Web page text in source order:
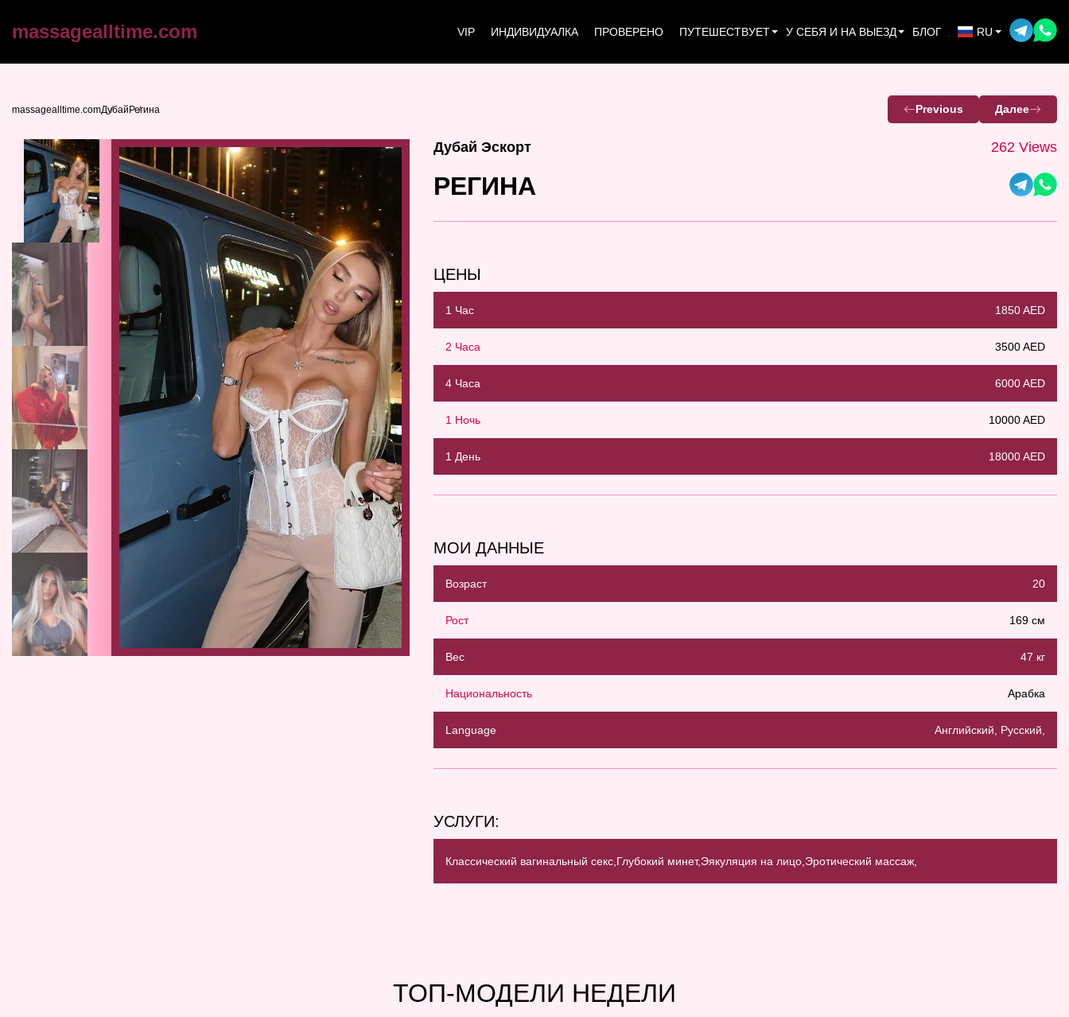
massagealltime.com VIP ИНДИВИДУАЛКА ПРОВЕРЕНО ПУТЕШЕСТВУЕТ У СЕБЯ И НА ВЫЕЗД БЛОГ RU
massagealltime.comДубайРегина Previous Далее
Дубай Эскорт 262 Views
РЕГИНА
ЦЕНЫ
1 Час 1850 AED
2 Часа 3500 AED
4 Часа 6000 AED
1 Ночь 10000 AED
1 День 18000 AED
МОИ ДАННЫЕ
Возраст 20
Рост 169 см
Вес 47 кг
Национальность Арабка
Language Английский, Русский,
УСЛУГИ:
Классический вагинальный секс, Глубокий минет,Эякуляция на лицо, Эротический массаж,
ТОП-МОДЕЛИ НЕДЕЛИ